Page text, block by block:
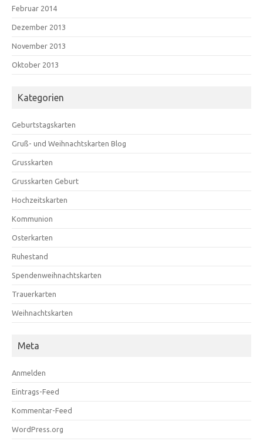
Februar 2014
Dezember 2013
November 2013
Oktober 2013
Kategorien
Geburtstagskarten
Gruß- und Weihnachtskarten Blog
Grusskarten
Grusskarten Geburt
Hochzeitskarten
Kommunion
Osterkarten
Ruhestand
Spendenweihnachtskarten
Trauerkarten
Weihnachtskarten
Meta
Anmelden
Eintrags-Feed
Kommentar-Feed
WordPress.org